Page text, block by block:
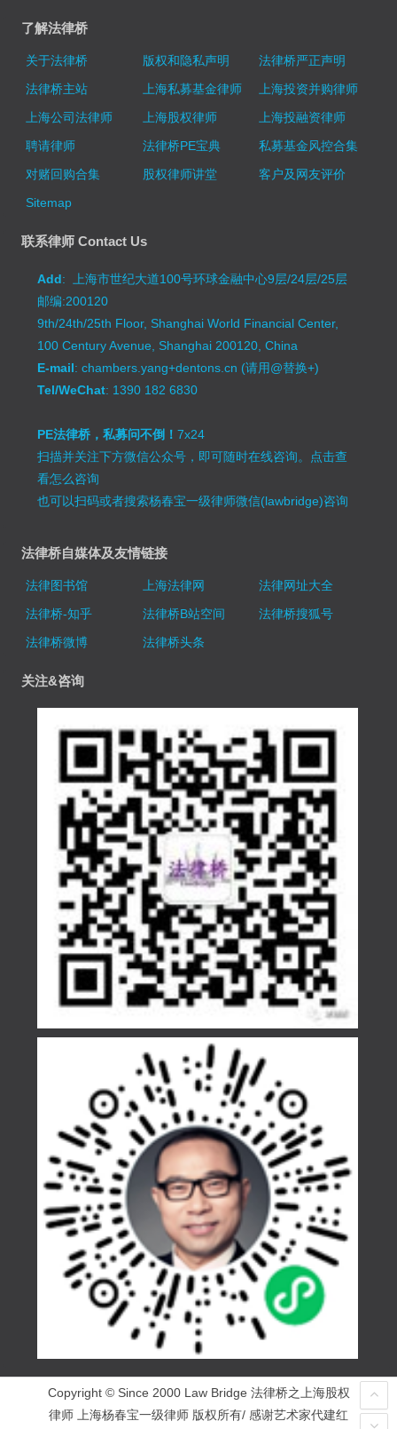
了解法律桥
关于法律桥 版权和隐私声明
法律桥严正声明
法律桥主站
上海私募基金律师
上海投资并购律师
上海公司法律师
上海股权律师
上海投融资律师
聘请律师
法律桥PE宝典
私募基金风控合集
对赌回购合集
股权律师讲堂
客户及网友评价
Sitemap
联系律师 Contact Us
Add: 上海市世纪大道100号环球金融中心9层/24层/25层
邮编:200120
9th/24th/25th Floor, Shanghai World Financial Center,
100 Century Avenue, Shanghai 200120, China
E-mail: chambers.yang+dentons.cn (请用@替换+)
Tel/WeChat: 1390 182 6830
PE法律桥，私募问不倒！7x24
扫描并关注下方微信公众号，即可随时在线咨询。 点击查
看怎么咨询
也可以扫码或者搜索杨春宝一级律师微信(lawbridge)咨询
法律桥自媒体及友情链接
法律图书馆 上海法律网
法律网址大全
法律桥-知乎
法律桥B站空间
法律桥搜狐号
法律桥微博
法律桥头条
关注&咨询
Copyright © Since 2000 Law Bridge 法律桥之上海股权
律师 上海杨春宝一级律师 版权所有/ 感谢艺术家代建红